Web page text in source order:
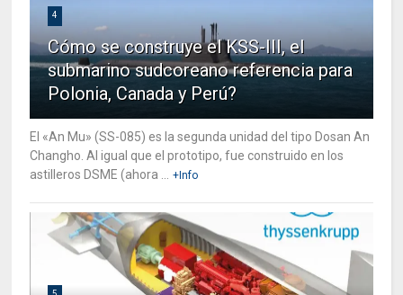
4
Cómo se construye el KSS-III, el
submarino sudcoreano referencia para
Polonia, Canada y Perú?
El «An Mu» (SS-085) es la segunda unidad del tipo Dosan An
Changho. Al igual que el prototipo, fue construido en los
astilleros DSME (ahora ...
+Info